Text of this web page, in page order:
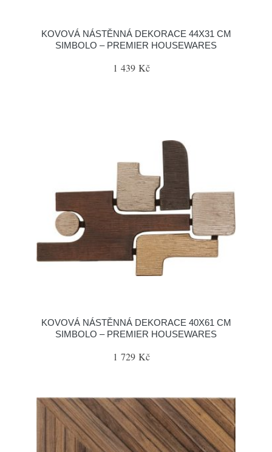
KOVOVÁ NÁSTĚNNÁ DEKORACE 44X31 CM
SIMBOLO – PREMIER HOUSEWARES
1 439 Kč
KOVOVÁ NÁSTĚNNÁ DEKORACE 40X61 CM
SIMBOLO – PREMIER HOUSEWARES
1 729 Kč